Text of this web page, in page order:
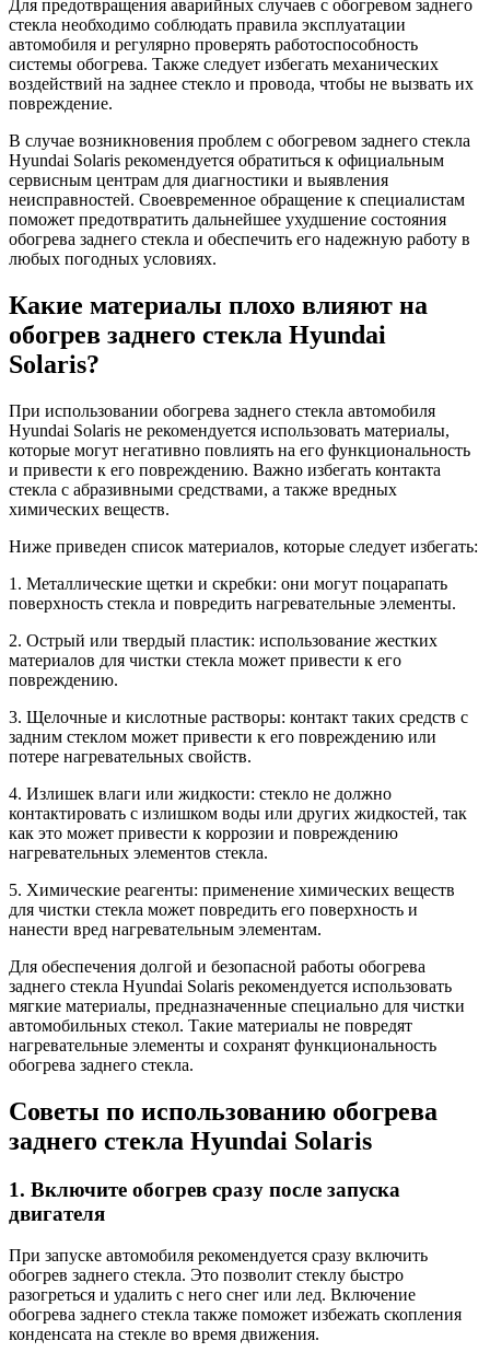
Для предотвращения аварийных случаев с обогревом заднего
стекла необходимо соблюдать правила эксплуатации
автомобиля и регулярно проверять работоспособность
системы обогрева. Также следует избегать механических
воздействий на заднее стекло и провода, чтобы не вызвать их
повреждение.
В случае возникновения проблем с обогревом заднего стекла
Hyundai Solaris рекомендуется обратиться к официальным
сервисным центрам для диагностики и выявления
неисправностей. Своевременное обращение к специалистам
поможет предотвратить дальнейшее ухудшение состояния
обогрева заднего стекла и обеспечить его надежную работу в
любых погодных условиях.
Какие материалы плохо влияют на
обогрев заднего стекла Hyundai
Solaris?
При использовании обогрева заднего стекла автомобиля
Hyundai Solaris не рекомендуется использовать материалы,
которые могут негативно повлиять на его функциональность
и привести к его повреждению. Важно избегать контакта
стекла с абразивными средствами, а также вредных
химических веществ.
Ниже приведен список материалов, которые следует избегать:
1. Металлические щетки и скребки: они могут поцарапать
поверхность стекла и повредить нагревательные элементы.
2. Острый или твердый пластик: использование жестких
материалов для чистки стекла может привести к его
повреждению.
3. Щелочные и кислотные растворы: контакт таких средств с
задним стеклом может привести к его повреждению или
потере нагревательных свойств.
4. Излишек влаги или жидкости: стекло не должно
контактировать с излишком воды или других жидкостей, так
как это может привести к коррозии и повреждению
нагревательных элементов стекла.
5. Химические реагенты: применение химических веществ
для чистки стекла может повредить его поверхность и
нанести вред нагревательным элементам.
Для обеспечения долгой и безопасной работы обогрева
заднего стекла Hyundai Solaris рекомендуется использовать
мягкие материалы, предназначенные специально для чистки
автомобильных стекол. Такие материалы не повредят
нагревательные элементы и сохранят функциональность
обогрева заднего стекла.
Советы по использованию обогрева
заднего стекла Hyundai Solaris
1. Включите обогрев сразу после запуска
двигателя
При запуске автомобиля рекомендуется сразу включить
обогрев заднего стекла. Это позволит стеклу быстро
разогреться и удалить с него снег или лед. Включение
обогрева заднего стекла также поможет избежать скопления
конденсата на стекле во время движения.